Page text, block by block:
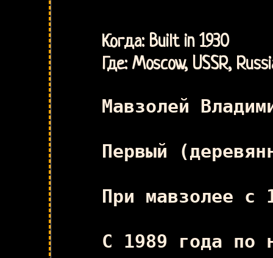
Когда: Built in 1930
Где: Moscow, USSR,
Мавзолей
Первый
При мавзолее с
С 1989 года по